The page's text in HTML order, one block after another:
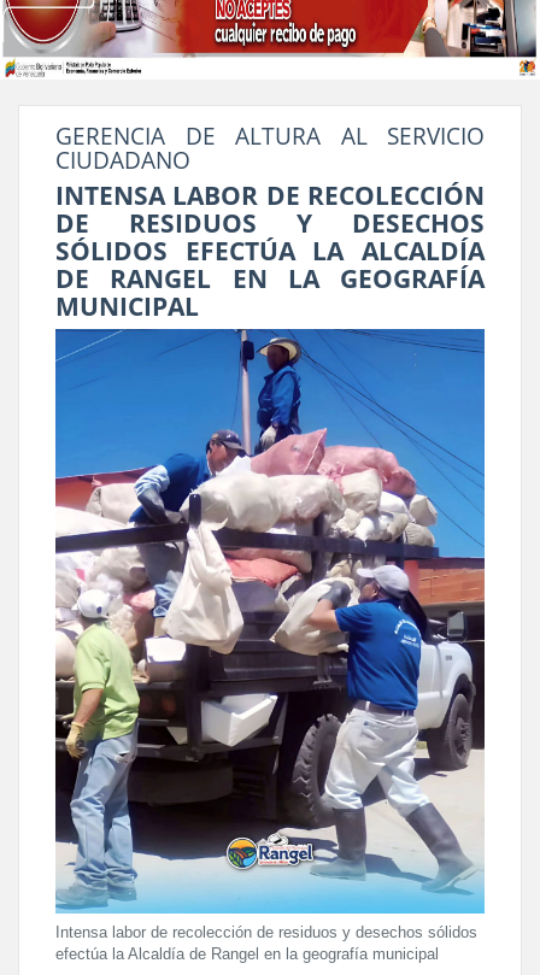
GERENCIA DE ALTURA AL SERVICIO
CIUDADANO
INTENSA LABOR DE RECOLECCIÓN
DE RESIDUOS Y DESECHOS
SÓLIDOS EFECTÚA LA ALCALDÍA
DE RANGEL EN LA GEOGRAFÍA
MUNICIPAL
Intensa labor de recolección de residuos y desechos sólidos
efectúa la Alcaldía de Rangel en la geografía municipal